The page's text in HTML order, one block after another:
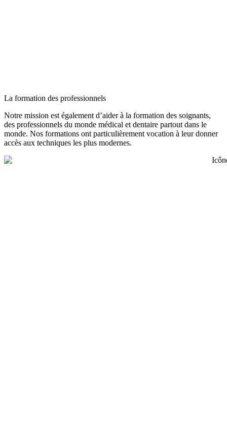
La formation des professionnels
Notre mission est également d’aider à la formation des soignants,
des professionnels du monde médical et dentaire partout dans le
monde. Nos formations ont particulièrement vocation à leur donner
accès aux techniques les plus modernes.